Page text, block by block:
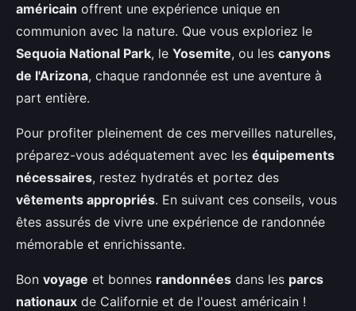
américain offrent une expérience unique en
communion avec la nature. Que vous exploriez le
Sequoia National Park, le Yosemite, ou les canyons
de l'Arizona, chaque randonnée est une aventure à
part entière.
Pour profiter pleinement de ces merveilles naturelles,
préparez-vous adéquatement avec les équipements
nécessaires, restez hydratés et portez des
vêtements appropriés. En suivant ces conseils, vous
êtes assurés de vivre une expérience de randonnée
mémorable et enrichissante.
Bon voyage et bonnes randonnées dans les parcs
nationaux de Californie et de l'ouest américain !